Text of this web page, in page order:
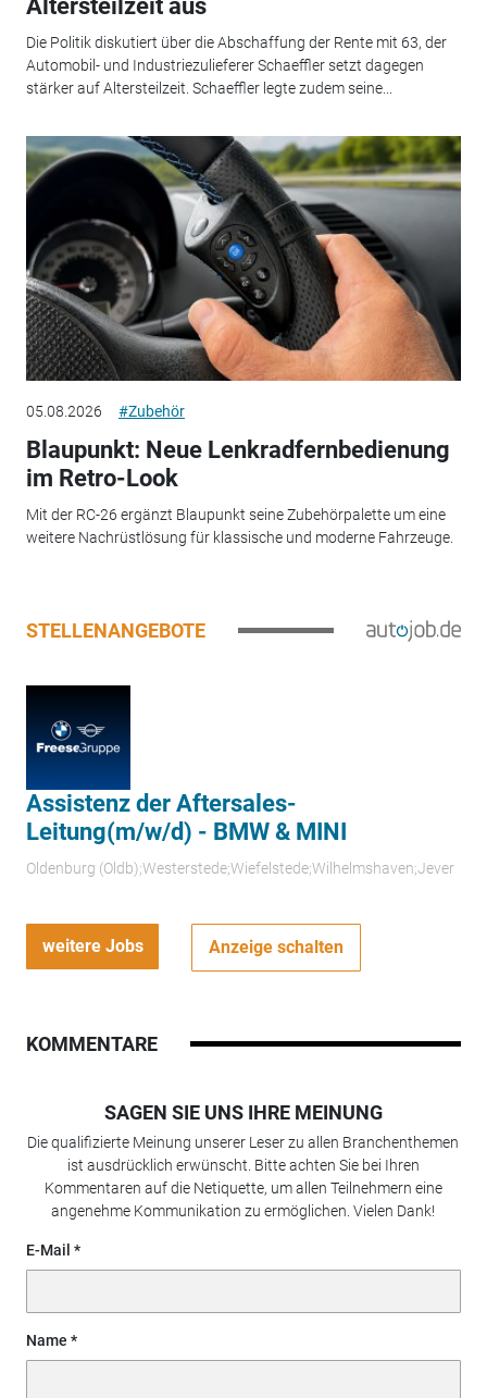
Altersteilzeit aus
Die Politik diskutiert über die Abschaffung der Rente mit 63, der
Automobil- und Industriezulieferer Schaeffler setzt dagegen
stärker auf Altersteilzeit. Schaeffler legte zudem seine...
05.08.2026 #Zubehör
Blaupunkt: Neue Lenkradfernbedienung
im Retro-Look
Mit der RC-26 ergänzt Blaupunkt seine Zubehörpalette um eine
weitere Nachrüstlösung für klassische und moderne Fahrzeuge.
STELLENANGEBOTE
Assistenz der Aftersales-
Leitung(m/w/d) - BMW & MINI
Oldenburg (Oldb);Westerstede;Wiefelstede;Wilhelmshaven;Jever
weitere Jobs Anzeige schalten
KOMMENTARE
SAGEN SIE UNS IHRE MEINUNG
Die qualifizierte Meinung unserer Leser zu allen Branchenthemen
ist ausdrücklich erwünscht. Bitte achten Sie bei Ihren
Kommentaren auf die Netiquette, um allen Teilnehmern eine
angenehme Kommunikation zu ermöglichen. Vielen Dank!
E-Mail
Name